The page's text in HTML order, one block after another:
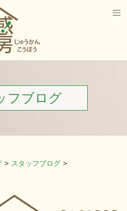
フブログ
> スタッフブログ >